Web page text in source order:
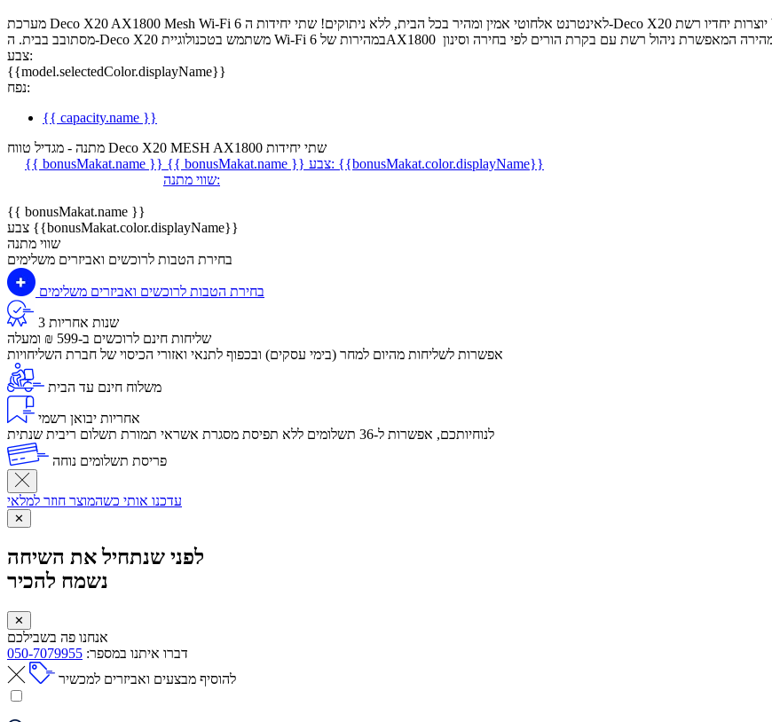
מערכת Deco X20 AX1800 Mesh Wi-Fi 6 לאינטרנט אלחוטי אמין ומהיר בכל הבית, ללא ניתוקים! שתי יחידות ה-Deco X20 יוצרות יחדיו רשת Wi-Fi ביתית מושלמת שבוחרת אוטומטית את החיבור הטוב ביותר בזמן שאתה
צבע:
{{model.selectedColor.displayName}}
נפח:
{{ capacity.name }}
מתנה - מגדיל טווח Deco X20 MESH AX1800 שתי יחידות
{{ bonusMakat.name }} {{ bonusMakat.name }} צבע: {{bonusMakat.color.displayName}}
שווי מתנה:
{{ bonusMakat.name }}
צבע {{bonusMakat.color.displayName}}
שווי מתנה
בחירת הטבות לרוכשים ואביזרים משלימים
בחירת הטבות לרוכשים ואביזרים משלימים
3 שנות אחריות
שליחות חינם לרוכשים ב-599 ₪ ומעלה
​אפשרות לשליחות מהיום למחר (בימי עסקים) ובכפוף לתנאי ואזורי הכיסוי של חברת השליחויות
משלוח חינם עד הבית
אחריות יבואן רשמי
לנוחיותכם, אפשרות ל-36 תשלומים ללא תפיסת מסגרת אשראי תמורת תשלום ריבית שנתית
פריסת תשלומים נוחה
עדכנו אותי כשהמוצר חוזר למלאי
✕
לפני שנתחיל את השיחה
נשמח להכיר
✕
אנחנו פה בשבילכם
דברו איתנו במספר: 050-7079955
להוסיף מבצעים ואביזרים למכשיר